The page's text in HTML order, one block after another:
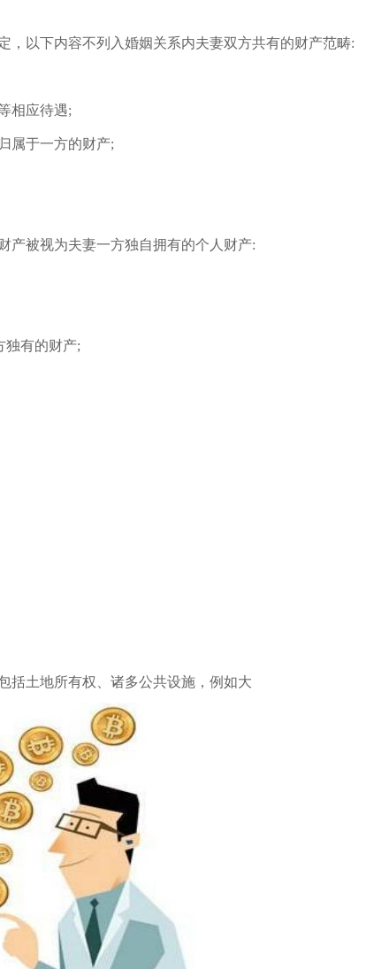
，以下内容不列入婚姻关系内夫妻双方共有的财产范畴:
相应待遇;
属于一方的财产;
产被视为夫妻一方独自拥有的个人财产:
独有的财产;
括土地所有权、诸多公共设施，例如大